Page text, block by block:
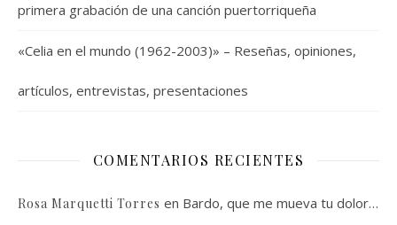
primera grabación de una canción puertorriqueña
«Celia en el mundo (1962-2003)» – Reseñas, opiniones,
artículos, entrevistas, presentaciones
COMENTARIOS RECIENTES
Rosa Marquetti Torres en Bardo, que me mueva tu dolor…